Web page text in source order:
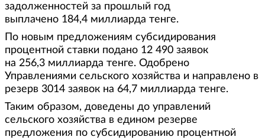
задолженностей за прошлый год
выплачено 184,4 миллиарда тенге.
По новым предложениям субсидирования
процентной ставки подано 12 490 заявок
на 256,3 миллиарда тенге. Одобрено
Управлениями сельского хозяйства и направлено в
резерв 3014 заявок на 64,7 миллиарда тенге.
Таким образом, доведены до управлений
сельского хозяйства в едином резерве
предложения по субсидированию процентной